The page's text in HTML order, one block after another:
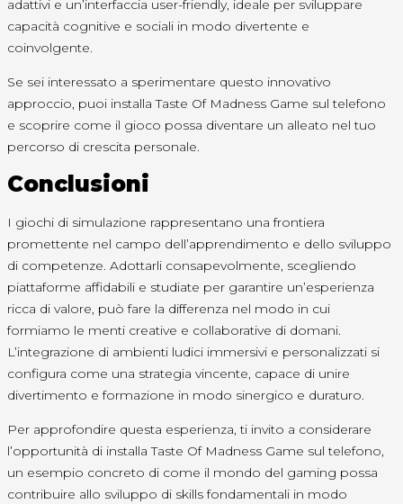
adattivi e un’interfaccia user-friendly, ideale per sviluppare
capacità cognitive e sociali in modo divertente e
coinvolgente.
Se sei interessato a sperimentare questo innovativo
approccio, puoi installa Taste Of Madness Game sul telefono
e scoprire come il gioco possa diventare un alleato nel tuo
percorso di crescita personale.
Conclusioni
I giochi di simulazione rappresentano una frontiera
promettente nel campo dell’apprendimento e dello sviluppo
di competenze. Adottarli consapevolmente, scegliendo
piattaforme affidabili e studiate per garantire un’esperienza
ricca di valore, può fare la differenza nel modo in cui
formiamo le menti creative e collaborative di domani.
L’integrazione di ambienti ludici immersivi e personalizzati si
configura come una strategia vincente, capace di unire
divertimento e formazione in modo sinergico e duraturo.
Per approfondire questa esperienza, ti invito a considerare
l’opportunità di installa Taste Of Madness Game sul telefono,
un esempio concreto di come il mondo del gaming possa
contribuire allo sviluppo di skills fondamentali in modo